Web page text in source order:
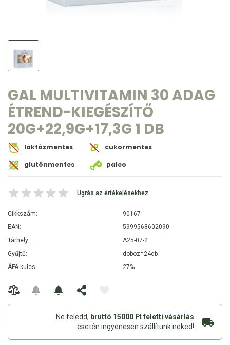
GAL MULTIVITAMIN 30 ADAG
ÉTREND-KIEGÉSZÍTŐ
20G+22,9G+17,3G 1 DB
laktózmentes
cukormentes
gluténmentes
paleo
Ugrás az értékelésekhez
Cikkszám:
90167
EAN:
5999568602090
Tárhely:
A25-07-2
Gyűjtő:
doboz=24db
ÁFA kulcs:
27%
Ne feledd, bruttó 15000 Ft feletti vásárlás
esetén ingyenesen szállítunk neked!